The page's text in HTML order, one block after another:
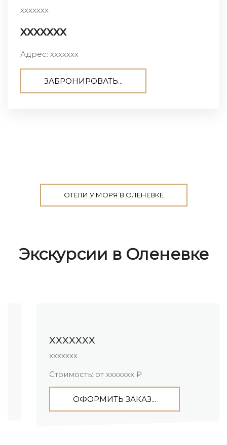
ххххххх
ххххххх
Адрес: ххххххх
ЗАБРОНИРОВАТЬ...
ОТЕЛИ У МОРЯ В ОЛЕНЕВКЕ
Экскурсии в Оленевке
ххххххх
Стоимость: от ххххххх ₽
ОФОРМИТЬ ЗАКАЗ...